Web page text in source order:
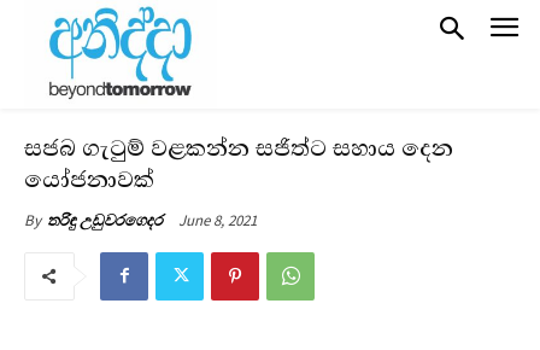
සජබ ගැටුම් වළකන්න සජිත්ට සහාය දෙන
යෝජනාවක්
By තරිඳු උඩුවරගෙදර June 8, 2021